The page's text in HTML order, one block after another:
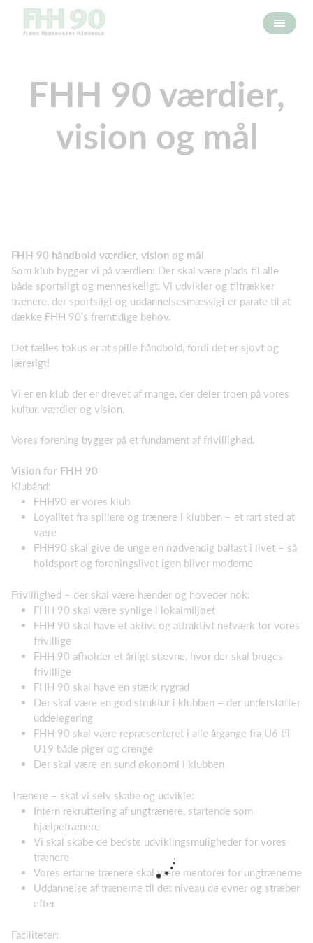
FHH 90 værdier,
vision og mål
FHH 90 håndbold værdier, vision og mål
Som klub bygger vi på værdien: Der skal være plads til alle
både sportsligt og menneskeligt. Vi udvikler og tiltrækker
trænere, der sportsligt og uddannelsesmæssigt er parate til at
dække FHH 90’s fremtidige behov.
Det fælles fokus er at spille håndbold, fordi det er sjovt og
lærerigt!
Vi er en klub der er drevet af mange, der deler troen på vores
kultur, værdier og vision.
Vores forening bygger på et fundament af frivillighed.
Vision for FHH 90
Klubånd:
FHH90 er vores klub
Loyalitet fra spillere og trænere i klubben – et rart sted at
være
FHH90 skal give de unge en nødvendig ballast i livet – så
holdsport og foreningslivet igen bliver moderne
Frivillighed – der skal være hænder og hoveder nok:
FHH 90 skal være synlige i lokalmiljøet
FHH 90 skal have et aktivt og attraktivt netværk for vores
frivillige
FHH 90 afholder et årligt stævne, hvor der skal bruges
frivillige
FHH 90 skal have en stærk rygrad
Der skal være en god struktur i klubben – der understøtter
uddelegering
FHH 90 skal være repræsenteret i alle årgange fra U6 til
U19 både piger og drenge
Der skal være en sund økonomi i klubben
Trænere – skal vi selv skabe og udvikle:
Intern rekruttering af ungtrænere, startende som
hjælpetrænere
Vi skal skabe de bedste udviklingsmuligheder for vores
trænere
Vores erfarne trænere skal være mentorer for ungtrænerne
Uddannelse af trænerne til det niveau de evner og stræber
efter
Faciliteter: